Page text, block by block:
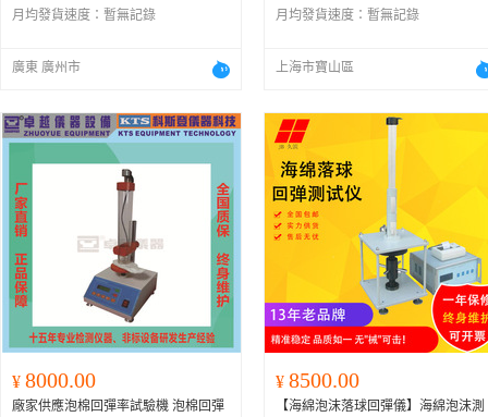
月均發貨速度： 暫無記錄
廣東 廣州市
月均發貨速度： 暫無記錄
上海市寶山區
¥ 8000.00
廠家供應泡棉回彈率試驗機 泡棉回彈
¥ 8500.00
【海綿泡沫落球回彈儀】海綿泡沫測